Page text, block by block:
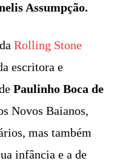
Assumpção.
Rolling Stone
escritora e
Paulinho Boca de
Novos Baianos,
mas também
infância e a de